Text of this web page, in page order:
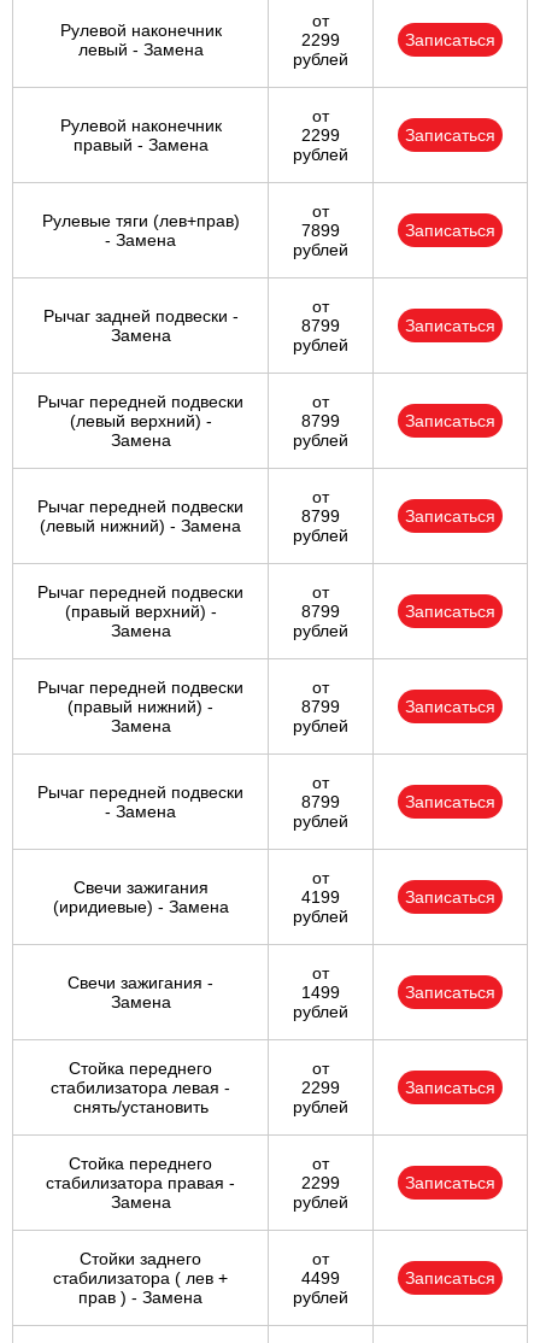
Рулевой наконечник
левый - Замена
от
2299
рублей
Записаться
Рулевой наконечник
правый - Замена
от
2299
рублей
Записаться
Рулевые тяги (лев+прав)
- Замена
от
7899
рублей
Записаться
Рычаг задней подвески -
Замена
от
8799
рублей
Записаться
Рычаг передней подвески
(левый верхний) -
Замена
от
8799
рублей
Записаться
Рычаг передней подвески
(левый нижний) - Замена
от
8799
рублей
Записаться
Рычаг передней подвески
(правый верхний) -
Замена
от
8799
рублей
Записаться
Рычаг передней подвески
(правый нижний) -
Замена
от
8799
рублей
Записаться
Рычаг передней подвески
- Замена
от
8799
рублей
Записаться
Свечи зажигания
(иридиевые) - Замена
от
4199
рублей
Записаться
Свечи зажигания -
Замена
от
1499
рублей
Записаться
Стойка переднего
стабилизатора левая -
снять/установить
от
2299
рублей
Записаться
Стойка переднего
стабилизатора правая -
Замена
от
2299
рублей
Записаться
Стойки заднего
стабилизатора ( лев +
прав ) - Замена
от
4499
рублей
Записаться